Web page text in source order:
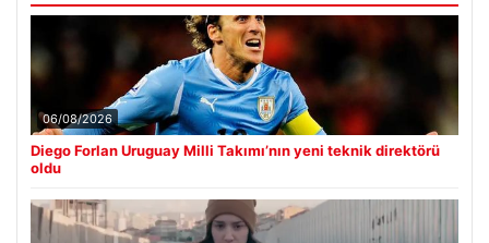
06/08/2026
Diego Forlan Uruguay Milli Takımı’nın yeni teknik direktörü
oldu